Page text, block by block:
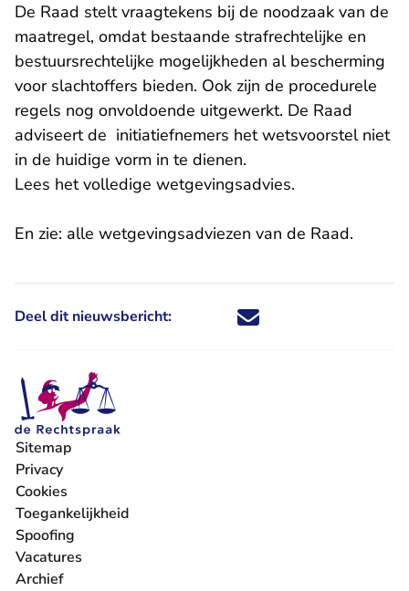
De Raad stelt vraagtekens bij de noodzaak van de
maatregel, omdat bestaande strafrechtelijke en
bestuursrechtelijke mogelijkheden al bescherming
voor slachtoffers bieden. Ook zijn de procedurele
regels nog onvoldoende uitgewerkt. De Raad
adviseert de initiatiefnemers het wetsvoorstel niet
in de huidige vorm in te dienen.
Lees het volledige wetgevingsadvies.
En zie: alle wetgevingsadviezen van de Raad.
Deel dit nieuwsbericht: Deel dit nieuwsbericht via X -
Deel dit nieuwsbericht via
Deel dit nieuwsbericht
Deel dit
Sitemap
Privacy
Cookies
Toegankelijkheid
Spoofing
Vacatures
- U verlaat Rechtspraak.nl
Archief